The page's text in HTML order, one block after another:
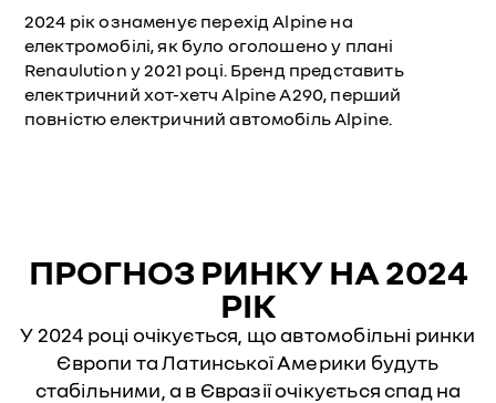
2024 рік ознаменує перехід Alpine на
електромобілі, як було оголошено у плані
Renaulution у 2021 році. Бренд представить
електричний хот-хетч Alpine A290, перший
повністю електричний автомобіль Alpine.
ПРОГНОЗ РИНКУ НА 2024
РІК
У 2024 році очікується, що автомобільні ринки
Європи та Латинської Америки будуть
стабільними, а в Євразії очікується спад на